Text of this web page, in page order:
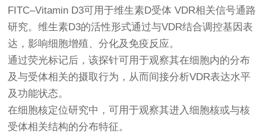
FITC–Vitamin D3可用于维生素D受体 VDR相关信号通路
研究。维生素D3的活性形式通过与VDR结合调控基因表
达，影响细胞增殖、分化及免疫反应。
通过荧光标记后，该探针可用于观察其在细胞内的分布
及与受体相关的摄取行为，从而间接分析VDR表达水平
及功能状态。
在细胞核定位研究中，可用于观察其进入细胞核或与核
受体相关结构的分布特征。